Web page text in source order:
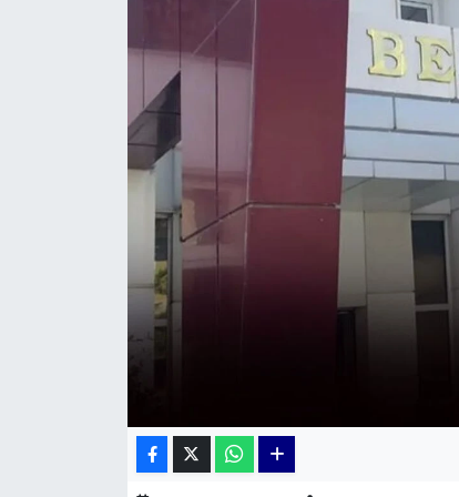
KÜLTÜR SANAT
MAGAZİN
POLİTİKA
Yaşam